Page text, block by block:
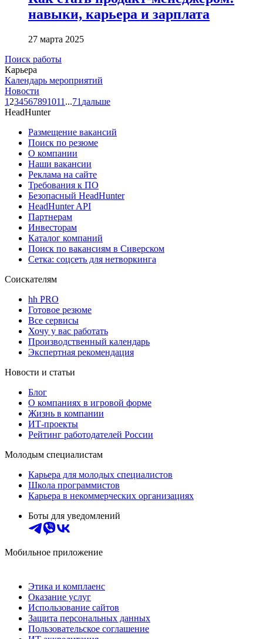
навыки, карьера и зарплата
27 марта 2025
Поиск работы
Карьера
Календарь мероприятий
Новости
1 234567891011 ...71 дальше
HeadHunter
Размещение вакансий
Поиск по резюме
О компании
Наши вакансии
Реклама на сайте
Требования к ПО
Безопасный HeadHunter
HeadHunter API
Партнерам
Инвесторам
Каталог компаний
Поиск по вакансиям в Сиверском
Сетка: соцсеть для нетворкинга
Соискателям
hh PRO
Готовое резюме
Все сервисы
Хочу у вас работать
Производственный календарь
Экспертная рекомендация
Новости и статьи
Блог
О компаниях в игровой форме
Жизнь в компании
ИТ-проекты
Рейтинг работодателей России
Молодым специалистам
Карьера для молодых специалистов
Школа программистов
Карьера в некоммерческих организациях
Боты для уведомлений
Мобильное приложение
Этика и комплаенс
Оказание услуг
Использование сайтов
Защита персональных данных
Пользовательское соглашение